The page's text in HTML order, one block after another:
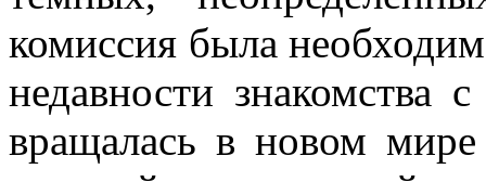
комиссия была
недавности знакомства
вращалась в новом